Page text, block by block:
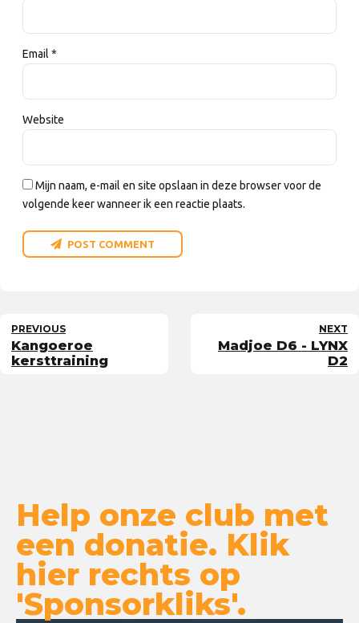
Email *
Website
Mijn naam, e-mail en site opslaan in deze browser voor de
volgende keer wanneer ik een reactie plaats.
POST COMMENT
PREVIOUS
Kangoeroe
kersttraining
NEXT
Madjoe D6 - LYNX
D2
Help onze club met
een donatie. Klik
hier rechts op
'Sponsorkliks'.